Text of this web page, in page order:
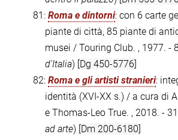
81: Roma e dintorni: con 6 carte
piante di città, 85 piante di
musei / Touring Club. , 1977. -
d'Italia) [Dg 450-5776]
82: Roma e gli artisti stranieri:
identità (XVI-XX s.) / a cura di
e Thomas-Leo True. , 2018. -
ad arte) [Dm 200-6180]